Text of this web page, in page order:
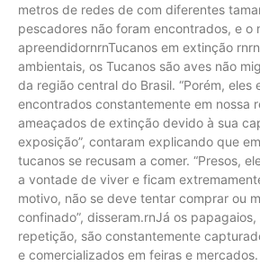
metros de redes de com diferentes
pescadores não foram encontrados, e o
apreendidornrnTucanos em extinção
ambientais, os Tucanos são aves não
da região central do Brasil. “Porém, eles
encontrados constantemente em nossa
ameaçados de extinção devido à sua
exposição”, contaram explicando que
tucanos se recusam a comer. “Presos,
a vontade de viver e ficam
motivo, não se deve tentar comprar ou
confinado”, disseram.rnJá os
repetição, são constantemente
e comercializados em feiras e